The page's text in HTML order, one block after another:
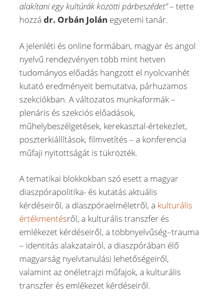
alakítani egy kultúrák közötti párbeszédet”– tette
hozzá dr. Orbán Jolán egyetemi tanár.
A jelenléti és online formában, magyar és angol
nyelvű rendezvényen több mint hetven
tudományos előadás hangzott el nyolcvanhét
kutató eredményeit bemutatva, párhuzamos
szekciókban. A változatos munkaformák –
plenáris és szekciós előadások,
műhelybeszélgetések, kerekasztal-értekezlet,
poszterkiállítások, filmvetítés – a konferencia
műfaji nyitottságát is tükrözték.
A tematikai blokkokban szó esett a magyar
diaszpórapolitika- és kutatás aktuális
kérdéseiről, a diaszpóraelméletről, a kulturális
értékmentésről, a kulturális transzfer és
emlékezet kérdéseiről, a többnyelvűség–trauma
– identitás alakzatairól, a diaszpórában élő
magyarság nyelvtanulási lehetőségeiről,
valamint az önéletrajzi műfajok, a kulturális
transzfer és emlékezet kérdéseiről.